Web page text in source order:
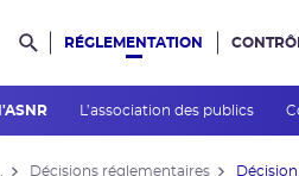
Rechercher dans le site
RÉGLEMENTATION
L’association des publics
Décisions réglementaires Décision